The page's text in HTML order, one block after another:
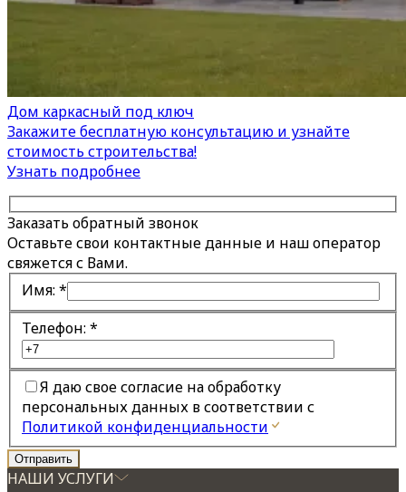
Дом каркасный под ключ
Закажите бесплатную консультацию и узнайте
стоимость строительства!
Узнать подробнее
Заказать обратный звонок
Оставьте свои контактные данные и наш оператор
свяжется с Вами.
Имя: *
Телефон: *
Я даю свое согласие на обработку
персональных данных в соответствии с
Политикой конфиденциальности
НАШИ УСЛУГИ